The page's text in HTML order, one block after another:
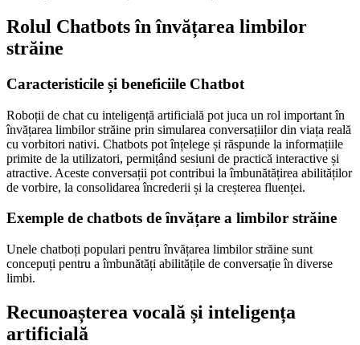
Rolul Chatbots în învățarea limbilor
străine
Caracteristicile și beneficiile Chatbot
Roboții de chat cu inteligență artificială pot juca un rol important în
învățarea limbilor străine prin simularea conversațiilor din viața reală
cu vorbitori nativi. Chatbots pot înțelege și răspunde la informațiile
primite de la utilizatori, permițând sesiuni de practică interactive și
atractive. Aceste conversații pot contribui la îmbunătățirea abilităților
de vorbire, la consolidarea încrederii și la creșterea fluenței.
Exemple de chatbots de învățare a limbilor străine
Unele chatboți populari pentru învățarea limbilor străine sunt
concepuți pentru a îmbunătăți abilitățile de conversație în diverse
limbi.
Recunoașterea vocală și inteligența
artificială